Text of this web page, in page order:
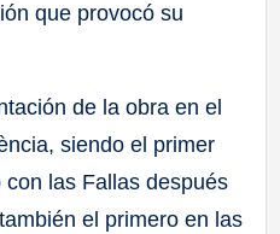
que provocó su
de la obra en el
siendo el primer
las Fallas después
el primero en las